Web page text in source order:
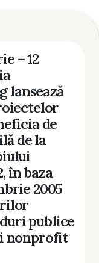
– 12
lansează
de
de la
în baza
2005
publice
nonprofit